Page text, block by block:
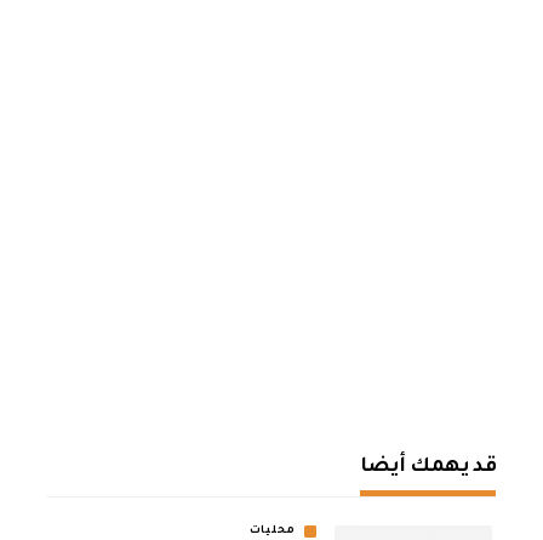
قد يهمك أيضا
محليات